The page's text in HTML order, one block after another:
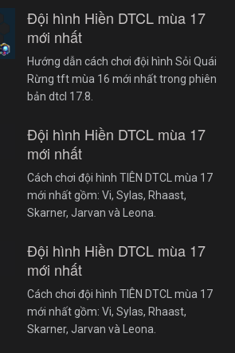
Đội hình Hiền DTCL mùa 17
mới nhất
Hướng dẫn cách chơi đội hình Sỏi Quái
Rừng tft mùa 16 mới nhất trong phiên
bản dtcl 17.8.
Đội hình Hiền DTCL mùa 17
mới nhất
Cách chơi đội hình TIÊN DTCL mùa 17
mới nhất gồm: Vi, Sylas, Rhaast,
Skarner, Jarvan và Leona.
Đội hình Hiền DTCL mùa 17
mới nhất
Cách chơi đội hình TIÊN DTCL mùa 17
mới nhất gồm: Vi, Sylas, Rhaast,
Skarner, Jarvan và Leona.